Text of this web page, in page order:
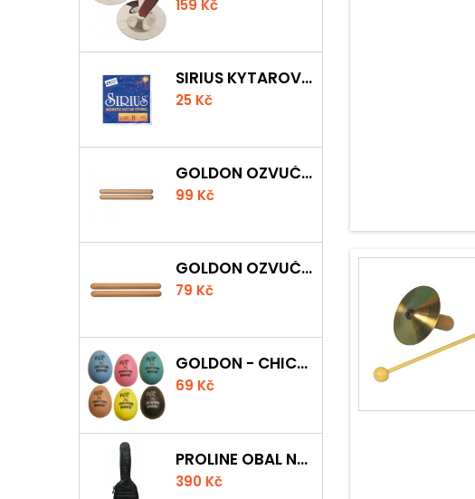
159 Kč
SIRIUS KYTAROVÁ STRUNA
25 Kč
GOLDON OZVUČNÁ DŘÍVKA 18 X 200MM
99 Kč
GOLDON OZVUČNÁ DŘÍVKA 15 X 150MM
79 Kč
GOLDON - CHICKEN SHAKER
69 Kč
PROLINE OBAL NA AKUSTICKOU KYTARU S 5 MM POLSTROVÁNÍM
390 Kč